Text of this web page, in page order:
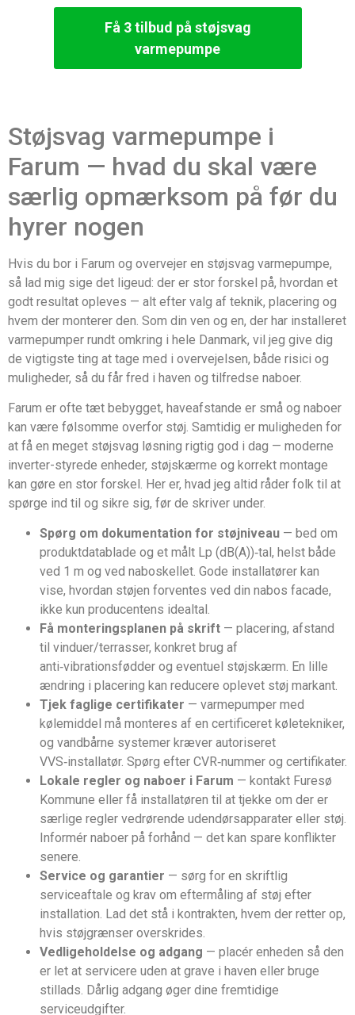
Få 3 tilbud på støjsvag
varmepumpe
Støjsvag varmepumpe i
Farum — hvad du skal være
særlig opmærksom på før du
hyrer nogen
Hvis du bor i Farum og overvejer en støjsvag varmepumpe,
så lad mig sige det ligeud: der er stor forskel på, hvordan et
godt resultat opleves — alt efter valg af teknik, placering og
hvem der monterer den. Som din ven og en, der har installeret
varmepumper rundt omkring i hele Danmark, vil jeg give dig
de vigtigste ting at tage med i overvejelsen, både risici og
muligheder, så du får fred i haven og tilfredse naboer.
Farum er ofte tæt bebygget, haveafstande er små og naboer
kan være følsomme overfor støj. Samtidig er muligheden for
at få en meget støjsvag løsning rigtig god i dag — moderne
inverter-styrede enheder, støjskærme og korrekt montage
kan gøre en stor forskel. Her er, hvad jeg altid råder folk til at
spørge ind til og sikre sig, før de skriver under.
Spørg om dokumentation for støjniveau — bed om
produktdatablade og et målt Lp (dB(A))‑tal, helst både
ved 1 m og ved naboskellet. Gode installatører kan
vise, hvordan støjen forventes ved din nabos facade,
ikke kun producentens idealtal.
Få monteringsplanen på skrift — placering, afstand
til vinduer/terrasser, konkret brug af
anti‑vibrationsfødder og eventuel støjskærm. En lille
ændring i placering kan reducere oplevet støj markant.
Tjek faglige certifikater — varmepumper med
kølemiddel må monteres af en certificeret køletekniker,
og vandbårne systemer kræver autoriseret
VVS‑installatør. Spørg efter CVR‑nummer og certifikater.
Lokale regler og naboer i Farum — kontakt Furesø
Kommune eller få installatøren til at tjekke om der er
særlige regler vedrørende udendørsapparater eller støj.
Informér naboer på forhånd — det kan spare konflikter
senere.
Service og garantier — sørg for en skriftlig
serviceaftale og krav om eftermåling af støj efter
installation. Lad det stå i kontrakten, hvem der retter op,
hvis støjgrænser overskrides.
Vedligeholdelse og adgang — placér enheden så den
er let at servicere uden at grave i haven eller bruge
stillads. Dårlig adgang øger dine fremtidige
serviceudgifter.